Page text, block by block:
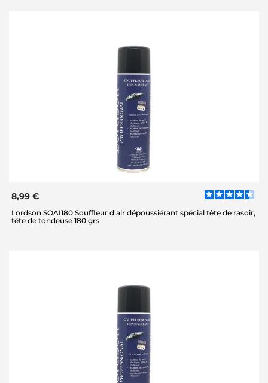
8,99 €
Lordson SOAI180 Souffleur d'air dépoussiérant spécial tête de rasoir,
tête de tondeuse 180 grs